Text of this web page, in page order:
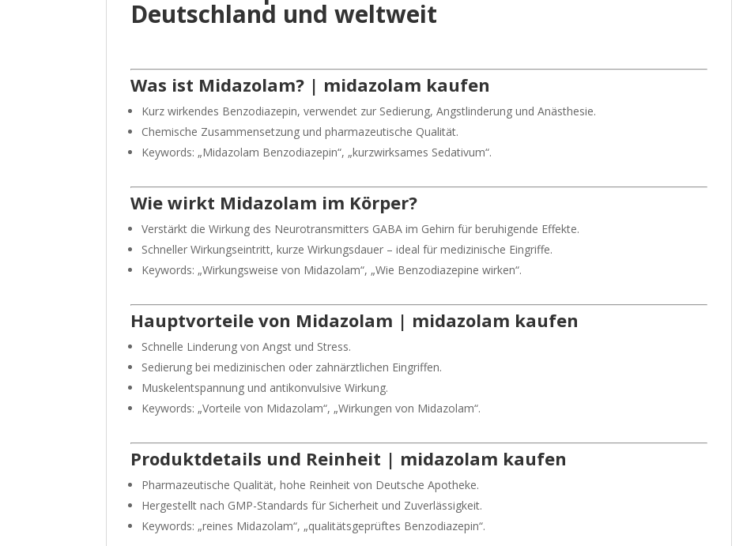
Deutschland und weltweit
Was ist Midazolam? | midazolam kaufen
Kurz wirkendes Benzodiazepin, verwendet zur Sedierung, Angstlinderung und Anästhesie.
Chemische Zusammensetzung und pharmazeutische Qualität.
Keywords: „Midazolam Benzodiazepin“, „kurzwirksames Sedativum“.
Wie wirkt Midazolam im Körper?
Verstärkt die Wirkung des Neurotransmitters GABA im Gehirn für beruhigende Effekte.
Schneller Wirkungseintritt, kurze Wirkungsdauer – ideal für medizinische Eingriffe.
Keywords: „Wirkungsweise von Midazolam“, „Wie Benzodiazepine wirken“.
Hauptvorteile von Midazolam | midazolam kaufen
Schnelle Linderung von Angst und Stress.
Sedierung bei medizinischen oder zahnärztlichen Eingriffen.
Muskelentspannung und antikonvulsive Wirkung.
Keywords: „Vorteile von Midazolam“, „Wirkungen von Midazolam“.
Produktdetails und Reinheit | midazolam kaufen
Pharmazeutische Qualität, hohe Reinheit von Deutsche Apotheke.
Hergestellt nach GMP-Standards für Sicherheit und Zuverlässigkeit.
Keywords: „reines Midazolam“, „qualitätsgeprüftes Benzodiazepin“.